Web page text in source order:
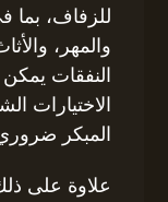
للزفاف، بما
والمهر،
النفقات
الاختيارات
المبكر
علاوة على